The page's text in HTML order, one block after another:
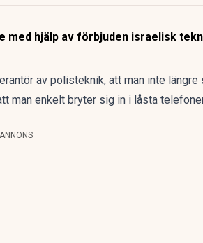
med hjälp av förbjuden israelisk
av polisteknik, att man inte
man enkelt bryter sig in i låsta
ANNONS